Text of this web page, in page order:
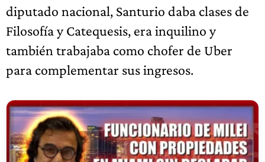
diputado nacional, Santurio daba clases de
Filosofía y Catequesis, era inquilino y
también trabajaba como chofer de Uber
para complementar sus ingresos.